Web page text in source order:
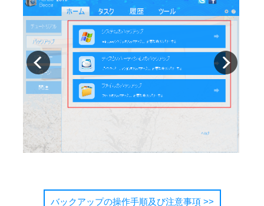
バックアップの操作手順及び注意事項 >>